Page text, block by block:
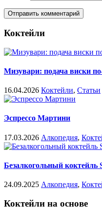
Коктейли
Мизувари: подача виски
16.04.2026 Коктейли, Статьи
Эспрессо Мартини
17.03.2026 Алкопедия,
Безалкогольный
24.09.2025 Алкопедия,
Коктейли на основе